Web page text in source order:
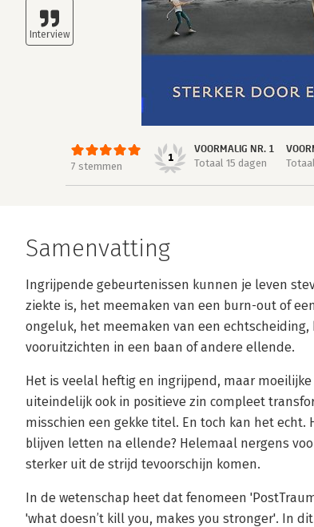
7 stemmen
1
VOORMALIG NR. 1
Totaal 15 dagen
Samenvatting
Ingrijpende gebeurtenissen kunnen je leven
ziekte is, het meemaken van een burn-out of
ongeluk, het meemaken van een
vooruitzichten in een baan of andere ellende.
Het is veelal heftig en ingrijpend, maar
uiteindelijk ook in positieve zin compleet
misschien een gekke titel. En toch kan het
blijven letten na ellende? Helemaal nergens
sterker uit de strijd tevoorschijn komen.
In de wetenschap heet dat fenomeen
'what doesn’t kill you, makes you stronger'. In